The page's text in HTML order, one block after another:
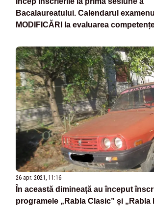
Bacalaureatului. Calendarul
MODIFICĂRI la evaluarea
26 apr. 2021, 11:16
În această dimineață au început
programele „Rabla Clasic” și „Rabla